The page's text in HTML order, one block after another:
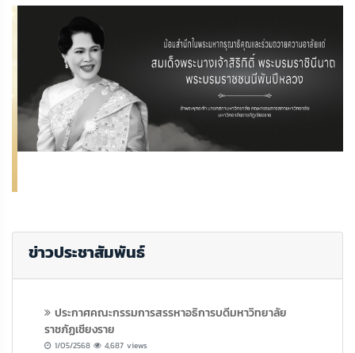
ข่าวประชาสัมพันธ์
ประกาศคณะกรรมการสรรหาอธิการบดีมหาวิทยาลัย
ราชภัฏเชียงราย
1/05/2568 4,687 views